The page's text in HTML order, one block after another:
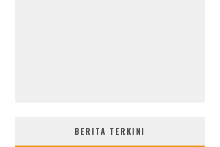
BERITA TERKINI